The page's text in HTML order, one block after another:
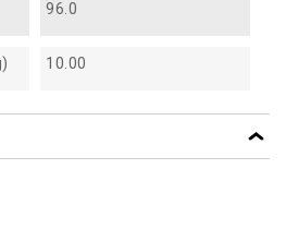
96.0
10.00